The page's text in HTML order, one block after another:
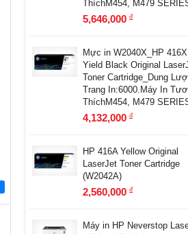
ThíchM454, M479
5,646,000đ
Mực in W2040X_HP
Yield Black Original
Toner Cartridge_Dung
Trang In:6000.Máy In
ThíchM454, M479
4,132,000đ
HP 416A Yellow Original
LaserJet Toner Cartridge
(W2042A)
2,560,000đ
Máy in HP Neverstop